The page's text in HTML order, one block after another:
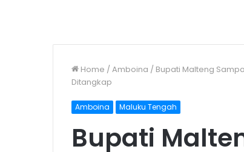
Home /Amboina / Bupati Malteng
Ditangkap
Amboina Maluku Tengah
Bupati